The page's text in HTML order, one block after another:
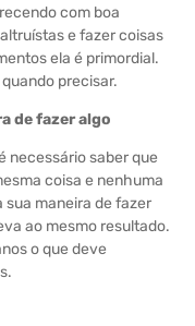
com boa
e fazer coisas
ela é primordial.
precisar.
de fazer algo
necessário saber que
coisa e nenhuma
sua maneira de fazer
ao mesmo resultado.
o que deve